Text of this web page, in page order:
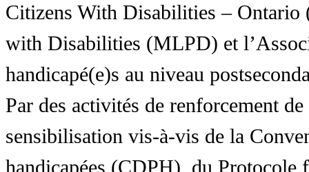
Citizens With Disabilities – Ontario
with Disabilities (MLPD) et
handicapé(e)s au niveau
Par des activités de renforcement
sensibilisation vis-à-vis de la
handicapées (CDPH), du Protocole